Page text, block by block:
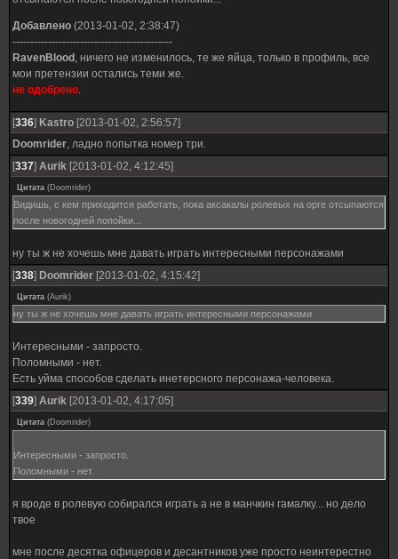
Добавлено (2013-01-02, 2:38:47)
---------------------------------------------
RavenBlood , ничего не изменилось, те же яйца, только в профиль, все
мои претензии остались теми же.
не одобрено.
[336] Kastro [2013-01-02, 2:56:57]
Doomrider, ладно попытка номер три.
[337] Aurik [2013-01-02, 4:12:45]
Цитата (Doomrider)
Видишь, с кем приходится работать, пока аксакалы ролевых на орге отсыпаются
после новогодней попойки...
ну ты ж не хочешь мне давать играть интересными персонажами
[338] Doomrider [2013-01-02, 4:15:42]
Цитата (Aurik)
ну ты ж не хочешь мне давать играть интересными персонажами
Интересными - запросто.
Поломными - нет.
Есть уйма способов сделать инетерсного персонажа-человека.
[339] Aurik [2013-01-02, 4:17:05]
Цитата (Doomrider)
Интересными - запросто.
Поломными - нет.
я вроде в ролевую собирался играть а не в манчкин гамалку... но дело
твое
мне после десятка офицеров и десантников уже просто неинтерестно